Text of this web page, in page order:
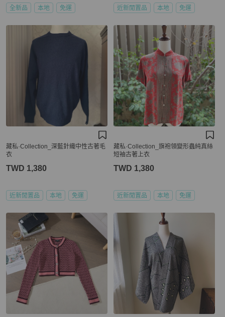
全新品 本地 免運 近新閒置品 本地 免運
藏私·Collection_深藍針織中性古著毛
衣
TWD 1,380
近新閒置品 本地 免運
藏私·Collection_旗袍領變形蟲純真絲
短袖古著上衣
TWD 1,380
近新閒置品 本地 免運